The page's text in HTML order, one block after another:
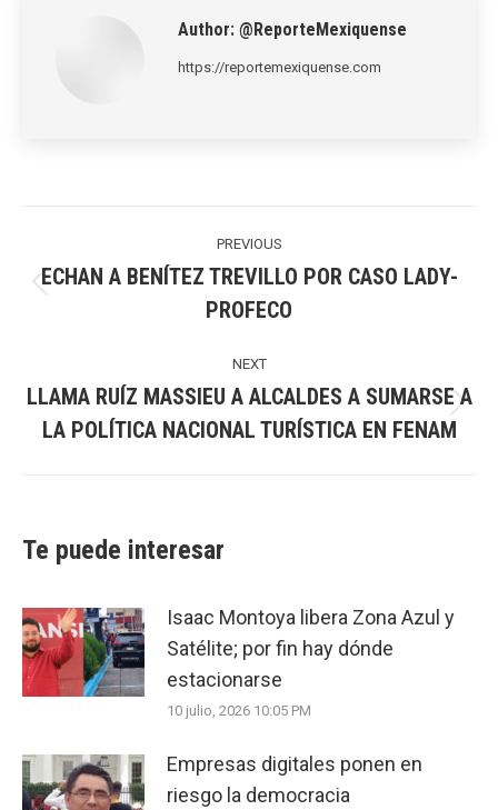
Author: @ReporteMexiquense
https://reportemexiquense.com
PREVIOUS
post:
ECHAN A BENÍTEZ TREVILLO POR CASO LADY-
PROFECO
NEXT
post:
LLAMA RUÍZ MASSIEU A ALCALDES A SUMARSE A
LA POLÍTICA NACIONAL TURÍSTICA EN FENAM
Te puede interesar
Isaac Montoya libera Zona Azul y
Satélite; por fin hay dónde
estacionarse
10 julio, 2026 10:05 PM
Empresas digitales ponen en
riesgo la democracia